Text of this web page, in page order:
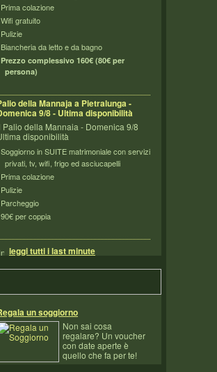
Prima colazione
Wifi gratuito
Pulizie
Biancheria da letto e da bagno
Prezzo complessivo 160€ (80€ per
persona)
della Mannaja a Pietralunga -
9/8 - Ultima disponibilità
Palio della Mannaia - Domenica 9/8
disponibilità
Soggiorno in SUITE matrimoniale con servizi
privati, tv, wifi, frigo ed asciucapelli
Prima colazione
Pulizie
Parcheggio
90€ per coppia
leggi tutti i last minute
un soggiorno
Non sai cosa
regalare? Un voucher
con date aperte è
quello che fa per te!